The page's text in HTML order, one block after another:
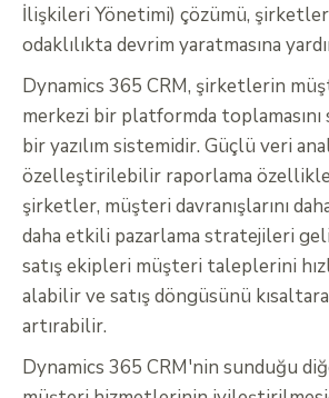
İlişkileri Yönetimi) çözümü,
odaklılıkta devrim yaratmasına
Dynamics 365 CRM, şirketlerin
merkezi bir platformda
bir yazılım sistemidir. Güçlü veri
özelleştirilebilir raporlama
şirketler, müşteri davranışlarını
daha etkili pazarlama stratejileri
satış ekipleri müşteri taleplerini
alabilir ve satış döngüsünü
artırabilir.
Dynamics 365 CRM'nin sunduğu